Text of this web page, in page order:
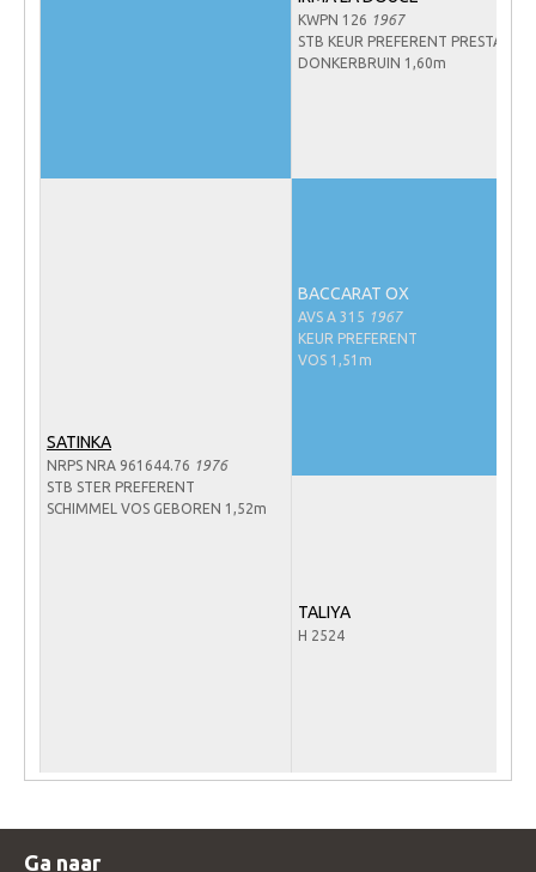
Informatie veulen registratie
Cornage
Röntgenonderzoek
ZADEL 2026
Verrichtingsonderzoek NRPS
KWPN 126 1967
STB KEUR PREFERENT PRESTATIE
DONKERBRUIN 1,60m
SATINKA
NRPS NRA 961644.76 1976
STB STER PREFERENT
SCHIMMEL VOS GEBOREN 1,52m
BACCARAT OX
AVS A 315 1967
KEUR PREFERENT
VOS 1,51m
TALIYA
H 2524
Ga naar